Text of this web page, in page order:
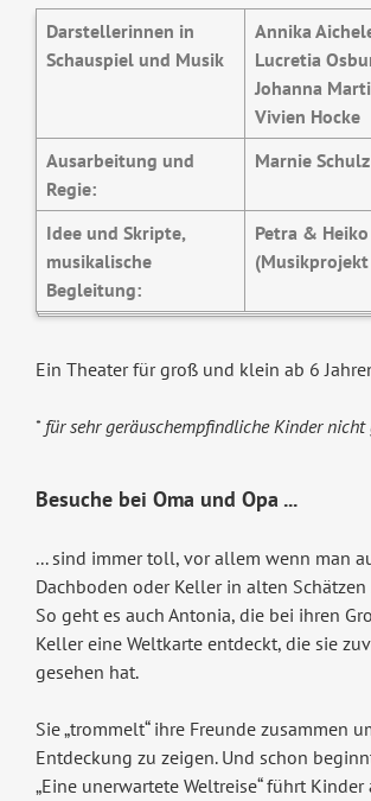
Darstellerinnen in
Schauspiel und Musik
Annika
Lucretia
Johanna
Vivien Hocke
Ausarbeitung und
Regie:
Marnie Schulz
Idee und Skripte,
musikalische
Begleitung:
Petra &
Ein Theater für groß und klein ab 6
*für sehr geräuschempfindliche Kinder nicht
Besuche bei Oma und Opa ...
... sind immer toll, vor allem wenn man
Dachboden oder Keller in alten
So geht es auch Antonia, die bei ihren
Keller eine Weltkarte entdeckt, die sie
gesehen hat.
Sie „trommelt“ ihre Freunde zusammen
Entdeckung zu zeigen. Und schon
„Eine unerwartete Weltreise“ führt Kinder